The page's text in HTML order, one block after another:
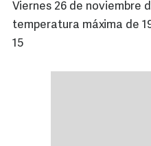
Viernes 26 de noviembre
temperatura máxima de
15